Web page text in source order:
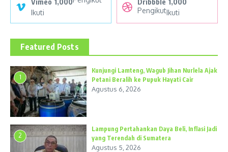
Vimeo 1,000
Ikuti
Dribbble 1,000
PengikutIkuti
Featured Posts
1
Kunjungi Lamteng, Wagub Jihan Nurlela Ajak
Petani Beralih ke Pupuk Hayati Cair
Agustus 6, 2026
2
Lampung Pertahankan Daya Beli, Inflasi Jadi
yang Terendah di Sumatera
Agustus 5, 2026